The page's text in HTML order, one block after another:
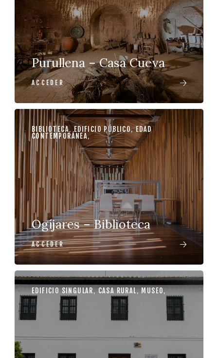
Purullena – Casa Cueva
ACCEDER
BIBLIOTECA,EDIFICIO PÚBLICO,EDAD
CONTEMPORÁNEA,
Ogíjares – Biblioteca
ACCEDER
EDIFICIO SINGULAR,CASA RURAL,MUSEO,